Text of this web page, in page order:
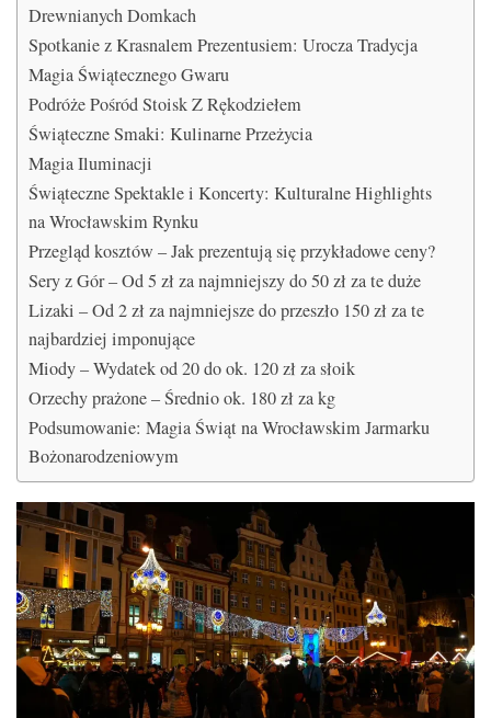
Drewnianych Domkach
Spotkanie z Krasnalem Prezentusiem: Urocza Tradycja
Magia Świątecznego Gwaru
Podróże Pośród Stoisk Z Rękodziełem
Świąteczne Smaki: Kulinarne Przeżycia
Magia Iluminacji
Świąteczne Spektakle i Koncerty: Kulturalne Highlights
na Wrocławskim Rynku
Przegląd kosztów – Jak prezentują się przykładowe ceny?
Sery z Gór – Od 5 zł za najmniejszy do 50 zł za te duże
Lizaki – Od 2 zł za najmniejsze do przeszło 150 zł za te
najbardziej imponujące
Miody – Wydatek od 20 do ok. 120 zł za słoik
Orzechy prażone – Średnio ok. 180 zł za kg
Podsumowanie: Magia Świąt na Wrocławskim Jarmarku
Bożonarodzeniowym